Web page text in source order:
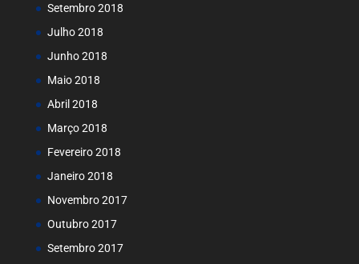
Setembro 2018
Julho 2018
Junho 2018
Maio 2018
Abril 2018
Março 2018
Fevereiro 2018
Janeiro 2018
Novembro 2017
Outubro 2017
Setembro 2017